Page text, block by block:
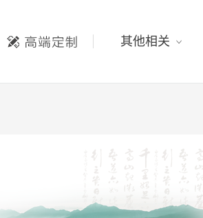
其他相关